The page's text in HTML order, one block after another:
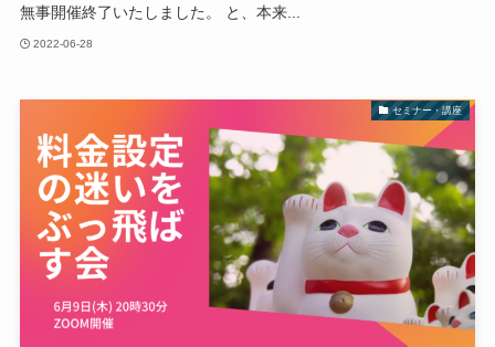
無事開催終了いたしました。 と、本来...
2022-06-28
セミナー・講座